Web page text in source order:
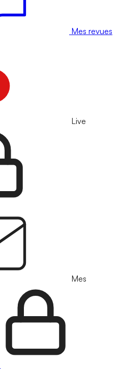
Mes revues
Live
Mes